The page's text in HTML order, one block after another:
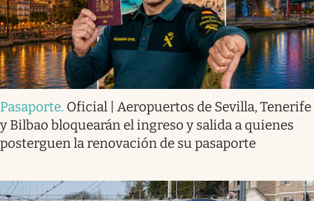
Pasaporte. Oficial | Aeropuertos de Sevilla, Tenerife
y Bilbao bloquearán el ingreso y salida a quienes
posterguen la renovación de su pasaporte